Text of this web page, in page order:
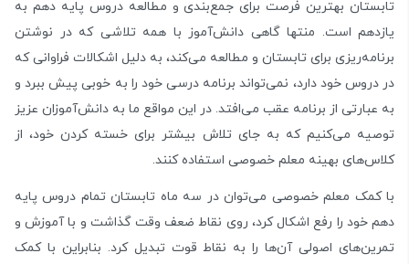
تابستان بهترین فرصت برای جمع‌بندی و مطالعه دروس پایه دهم به
یازدهم است. منتها گاهی دانش‌آموز با همه تلاشی که در نوشتن
برنامه‌ریزی برای تابستان و مطالعه می‌کند، به دلیل اشکالات فراوانی که
در دروس خود دارد،‌ نمی‌تواند برنامه درسی خود را به خوبی پیش ببرد و
به عبارتی از برنامه عقب می‌افتد. در این مواقع ما به دانش‌‌آموزان عزیز
توصیه می‌کنیم که به جای تلاش بیشتر برای خسته کردن خود،‌ از
کلاس‌های بهینه معلم خصوصی استفاده کنند.
با کمک معلم خصوصی می‌‌توان در سه ماه تابستان تمام دروس پایه
دهم خود را رفع اشکال کرد، روی نقاط ضعف وقت گذاشت و با آموزش و
تمرین‌های اصولی آن‌ها را به نقاط قوت تبدیل کرد. بنابراین با کمک